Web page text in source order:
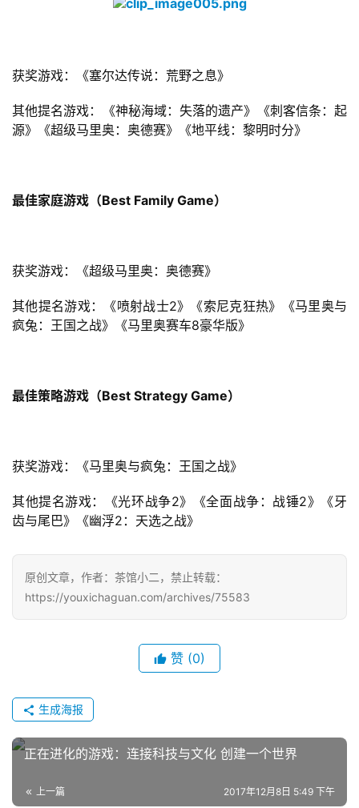
获奖游戏：《塞尔达传说：荒野之息》
其他提名游戏：《神秘海域：失落的遗产》《刺客信条：起
源》《超级马里奥：奥德赛》《地平线：黎明时分》
最佳家庭游戏（Best Family Game）
获奖游戏：《超级马里奥：奥德赛》
其他提名游戏：《喷射战士2》《索尼克狂热》《马里奥与
疯兔：王国之战》《马里奥赛车8豪华版》
最佳策略游戏（Best Strategy Game）
获奖游戏：《马里奥与疯兔：王国之战》
其他提名游戏：《光环战争2》《全面战争：战锤2》《牙
齿与尾巴》《幽浮2：天选之战》
原创文章，作者：茶馆小二，禁止转载：
https://youxichaguan.com/archives/75583
赞 (0)
生成海报
正在进化的游戏：连接科技与文化 创建一个世界
上一篇 2017年12月8日 5:49 下午